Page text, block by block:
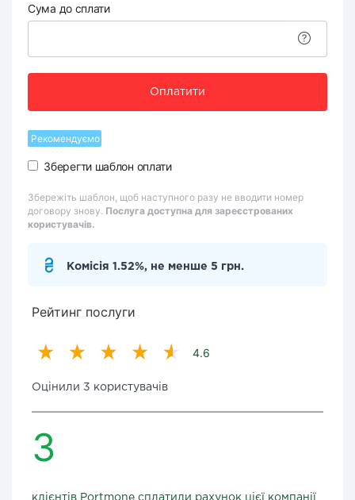
Сума до сплати
Оплатити
Рекомендуємо
Зберегти шаблон оплати
Збережіть шаблон, щоб наступного разу не вводити номер
договору знову. Послуга доступна для зареєстрованих
користувачів.
Комісія 1.52%, не менше 5 грн.
Рейтинг послуги
4.6
Оцінили 3 користувачів
3
клієнтів Portmone сплатили рахунок цієї компанії